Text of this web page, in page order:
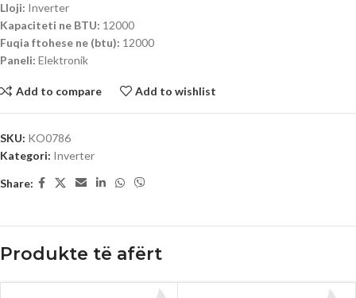
Lloji: Inverter
Kapaciteti ne BTU: 12000
Fuqia ftohese ne (btu): 12000
Paneli: Elektronik
Add to compare Add to wishlist
SKU: KO0786
Kategori: Inverter
Share:
Produkte të afërt